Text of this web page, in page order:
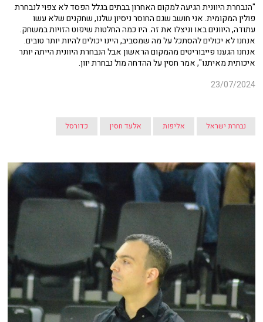
"הנבחרת היוונית הגיעה למקום האחרון בבתים בגלל הפסד לא צפוי לנבחרת
פולין המקומית. אני חושב שגם החוסר ניסיון שלנו, שחקנים שלא עשו
עתודה, היוונים באו וניצלו את זה. היו כמה החלטות שיפוט הזויות במשחק.
אנחנו לא יכולים להסתכל על מה שמסביב, היינו יכולים להיות יותר טובים.
אנחנו הגענו פייבוריטים מהמקום הראשון אבל הנבחרת היוונית הייתה יותר
איכותית מאיתנו", אמר חסין על ההדחה מול נבחרת יוון.
23/07/2024
נבחרת ישראל אליפות אלעד חסין כדורסל